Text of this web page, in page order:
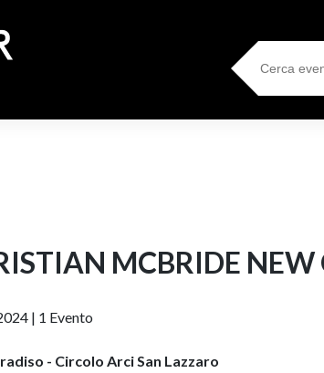
Search
for:
MCBRIDE
| 1 Evento
- Circolo Arci San Lazzaro